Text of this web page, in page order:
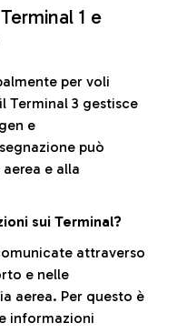
1 e
per voli
Terminal 3 gestisce
e
può
e alla
sui Terminal?
attraverso
e nelle
aerea. Per questo è
informazioni